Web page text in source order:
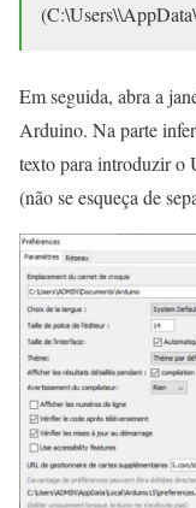
Em seguida, abra a
Arduino. Na parte
texto para introduzir o
(não se esqueça de